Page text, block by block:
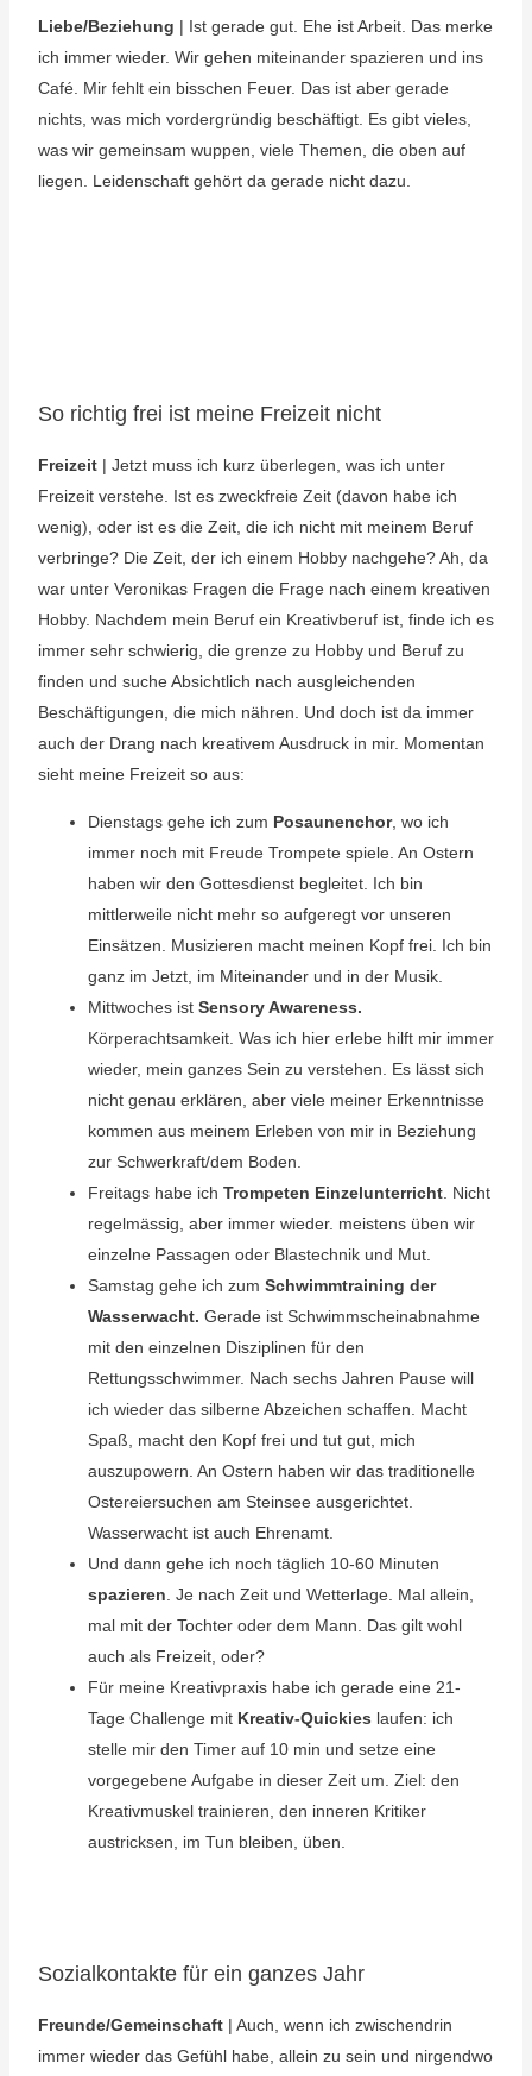
Liebe/Beziehung | Ist gerade gut. Ehe ist Arbeit. Das merke
ich immer wieder. Wir gehen miteinander spazieren und ins
Café. Mir fehlt ein bisschen Feuer. Das ist aber gerade
nichts, was mich vordergründig beschäftigt. Es gibt vieles,
was wir gemeinsam wuppen, viele Themen, die oben auf
liegen. Leidenschaft gehört da gerade nicht dazu.
So richtig frei ist meine Freizeit nicht
Freizeit| Jetzt muss ich kurz überlegen, was ich unter
Freizeit verstehe. Ist es zweckfreie Zeit (davon habe ich
wenig), oder ist es die Zeit, die ich nicht mit meinem Beruf
verbringe? Die Zeit, der ich einem Hobby nachgehe? Ah, da
war unter Veronikas Fragen die Frage nach einem kreativen
Hobby. Nachdem mein Beruf ein Kreativberuf ist, finde ich es
immer sehr schwierig, die grenze zu Hobby und Beruf zu
finden und suche Absichtlich nach ausgleichenden
Beschäftigungen, die mich nähren. Und doch ist da immer
auch der Drang nach kreativem Ausdruck in mir. Momentan
sieht meine Freizeit so aus:
Dienstags gehe ich zum Posaunenchor, wo ich
immer noch mit Freude Trompete spiele. An Ostern
haben wir den Gottesdienst begleitet. Ich bin
mittlerweile nicht mehr so aufgeregt vor unseren
Einsätzen. Musizieren macht meinen Kopf frei. Ich bin
ganz im Jetzt, im Miteinander und in der Musik.
Mittwoches ist Sensory Awareness.
Körperachtsamkeit. Was ich hier erlebe hilft mir immer
wieder, mein ganzes Sein zu verstehen. Es lässt sich
nicht genau erklären, aber viele meiner Erkenntnisse
kommen aus meinem Erleben von mir in Beziehung
zur Schwerkraft/dem Boden.
Freitags habe ich Trompeten Einzelunterricht. Nicht
regelmässig, aber immer wieder. meistens üben wir
einzelne Passagen oder Blastechnik und Mut.
Samstag gehe ich zum Schwimmtraining der
Wasserwacht. Gerade ist Schwimmscheinabnahme
mit den einzelnen Disziplinen für den
Rettungsschwimmer. Nach sechs Jahren Pause will
ich wieder das silberne Abzeichen schaffen. Macht
Spaß, macht den Kopf frei und tut gut, mich
auszupowern. An Ostern haben wir das traditionelle
Ostereiersuchen am Steinsee ausgerichtet.
Wasserwacht ist auch Ehrenamt.
Und dann gehe ich noch täglich 10-60 Minuten
spazieren . Je nach Zeit und Wetterlage. Mal allein,
mal mit der Tochter oder dem Mann. Das gilt wohl
auch als Freizeit, oder?
Für meine Kreativpraxis habe ich gerade eine 21-
Tage Challenge mit Kreativ-Quickies laufen: ich
stelle mir den Timer auf 10 min und setze eine
vorgegebene Aufgabe in dieser Zeit um. Ziel: den
Kreativmuskel trainieren, den inneren Kritiker
austricksen, im Tun bleiben, üben.
Sozialkontakte für ein ganzes Jahr
Freunde/Gemeinschaft| Auch, wenn ich zwischendrin
immer wieder das Gefühl habe, allein zu sein und nirgendwo